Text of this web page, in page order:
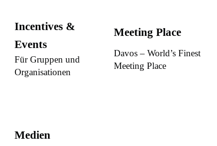
Incentives &
Events
Für Gruppen und
Organisationen
Meeting Place
Davos – World’s Finest
Meeting Place
Medien